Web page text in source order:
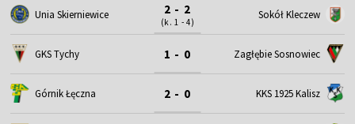
Unia Skierniewice 2 - 2
(k. 1 - 4)
Sokół Kleczew
GKS Tychy 1 - 0 Zagłębie Sosnowiec
Górnik Łęczna 2 - 0 KKS 1925 Kalisz